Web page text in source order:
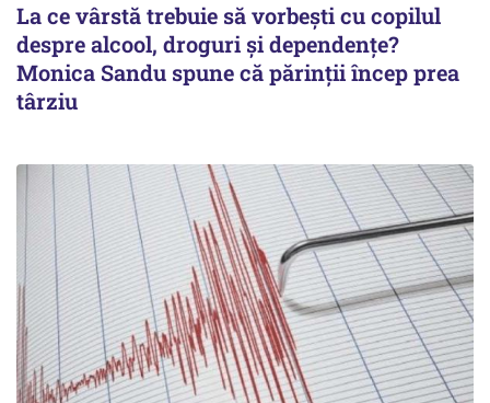
La ce vârstă trebuie să vorbești cu copilul
despre alcool, droguri și dependențe?
Monica Sandu spune că părinții încep prea
târziu